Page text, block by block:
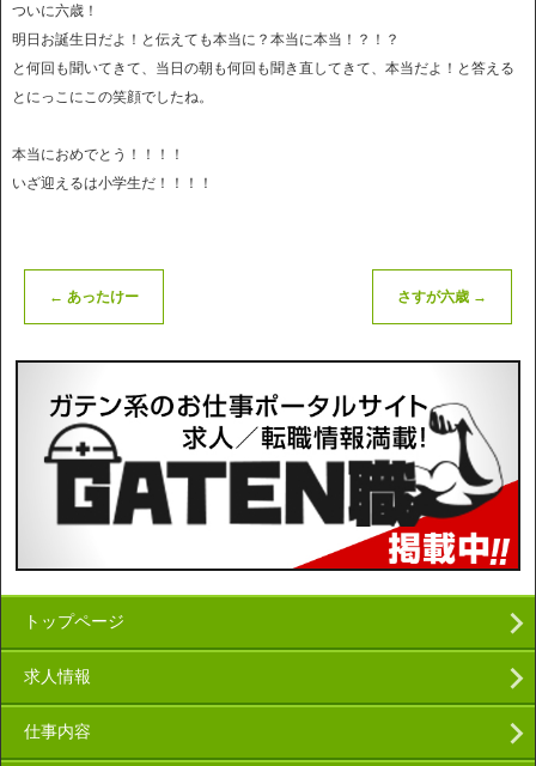
ついに六歳！
明日お誕生日だよ！と伝えても本当に？本当に本当！？！？
と何回も聞いてきて、当日の朝も何回も聞き直してきて、本当だよ！と答える
とにっこにこの笑顔でしたね。
本当におめでとう！！！！
いざ迎えるは小学生だ！！！！
← あったけー さすが六歳 →
トップページ
求人情報
仕事内容